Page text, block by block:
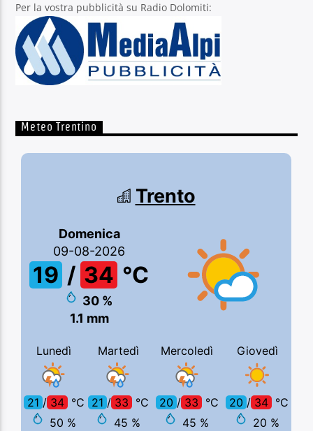
Per la vostra pubblicità su Radio Dolomiti:
Meteo Trentino